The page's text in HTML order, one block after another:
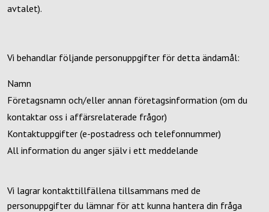
avtalet).
Vi behandlar följande personuppgifter för detta ändamål:
Namn
Företagsnamn och/eller annan företagsinformation (om du
kontaktar oss i affärsrelaterade frågor)
Kontaktuppgifter (e-postadress och telefonnummer)
All information du anger själv i ett meddelande
Vi lagrar kontakttillfällena tillsammans med de
personuppgifter du lämnar för att kunna hantera din fråga